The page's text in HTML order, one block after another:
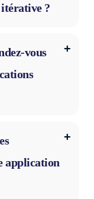
?
vous
application